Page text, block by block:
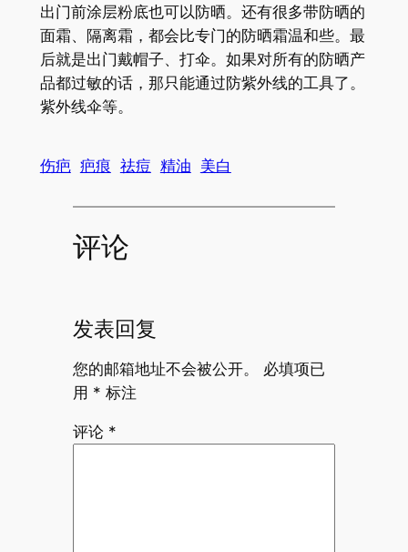
出门前涂层粉底也可以防晒。还有很多带防晒的
面霜、隔离霜，都会比专门的防晒霜温和些。最
后就是出门戴帽子、打伞。如果对所有的防晒产
品都过敏的话，那只能通过防紫外线的工具了。
紫外线伞等。
伤疤 疤痕 祛痘 精油 美白
评论
发表回复
您的邮箱地址不会被公开。
必填项已
用 * 标注
评论 *